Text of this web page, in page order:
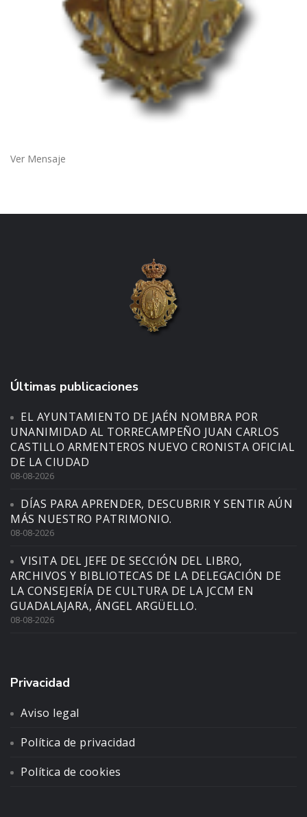
Ver Mensaje
Últimas publicaciones
EL AYUNTAMIENTO DE JAÉN NOMBRA POR
UNANIMIDAD AL TORRECAMPEÑO JUAN CARLOS
CASTILLO ARMENTEROS NUEVO CRONISTA OFICIAL
DE LA CIUDAD
08-08-2026
DÍAS PARA APRENDER, DESCUBRIR Y SENTIR AÚN
MÁS NUESTRO PATRIMONIO.
08-08-2026
VISITA DEL JEFE DE SECCIÓN DEL LIBRO,
ARCHIVOS Y BIBLIOTECAS DE LA DELEGACIÓN DE
LA CONSEJERÍA DE CULTURA DE LA JCCM EN
GUADALAJARA, ÁNGEL ARGÜELLO.
08-08-2026
Privacidad
Aviso legal
Política de privacidad
Política de cookies